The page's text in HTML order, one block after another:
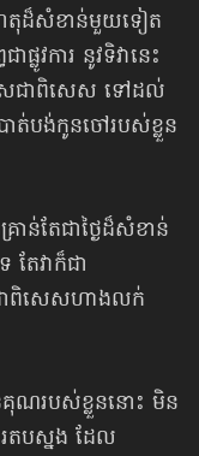
តុដ៏សំខាន់មួយទៀត
ផ្លូវការ នូវទិវានេះ
សជាពិសេស ទៅដល់
ត់បង់កូនចៅរបស់ខ្លួន
ន់តែជាថ្ងៃដ៏សំខាន់
តែវាក៏ជា
ាពិសេសហាងលក់
គុណរបស់ខ្លួននោះ មិន
តបស្នង ដែល